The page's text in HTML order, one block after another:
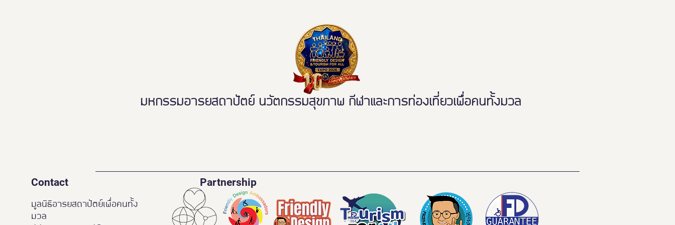
เหลื่อมล้ำ สู่การเข้าถึงบริการ
สาธารณะอย่างเท่าเทียม
มหกรรมอารยสถาปัตย์ นวัตกรรมสุขภาพ กีฬาและการท่องเที่ยวเพื่อคนทั้งมวล
Contact
มูลนิธิอารยสถาปัตย์เพื่อคนทั้ง
มวล
Partnership